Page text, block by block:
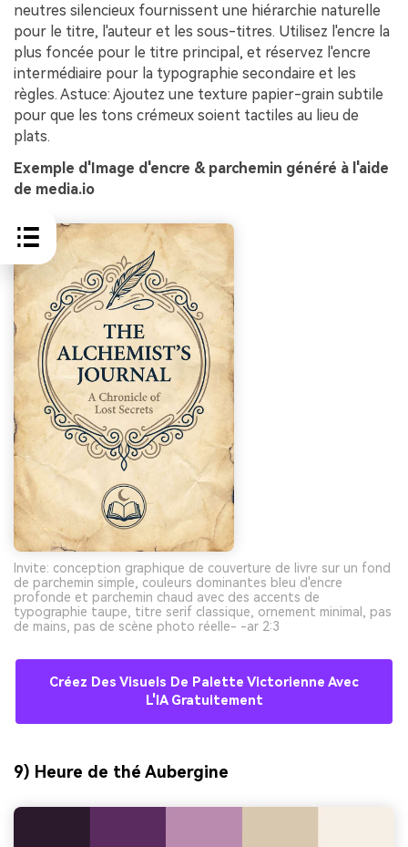
neutres silencieux fournissent une hiérarchie naturelle
pour le titre, l'auteur et les sous-titres. Utilisez l'encre la
plus foncée pour le titre principal, et réservez l'encre
intermédiaire pour la typographie secondaire et les
règles. Astuce: Ajoutez une texture papier-grain subtile
pour que les tons crémeux soient tactiles au lieu de
plats.
Exemple d'Image d'encre & parchemin généré à l'aide
de media.io
Invite: conception graphique de couverture de livre sur un fond
de parchemin simple, couleurs dominantes bleu d'encre
profonde et parchemin chaud avec des accents de
typographie taupe, titre serif classique, ornement minimal, pas
de mains, pas de scène photo réelle- -ar 2:3
Créez Des Visuels De Palette Victorienne Avec
L'IA Gratuitement
9) Heure de thé Aubergine